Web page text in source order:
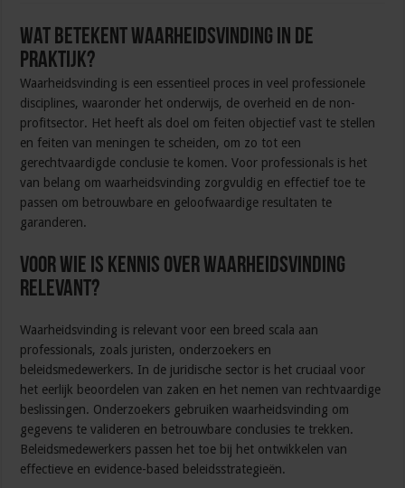
van
waarheidsvinding:
relevanties
Wat betekent waarheidsvinding in de
praktijk?
Waarheidsvinding is een essentieel proces in veel professionele
disciplines, waaronder het onderwijs, de overheid en de non-
profitsector. Het heeft als doel om feiten objectief vast te stellen
en feiten van meningen te scheiden, om zo tot een
gerechtvaardigde conclusie te komen. Voor professionals is het
van belang om waarheidsvinding zorgvuldig en effectief toe te
passen om betrouwbare en geloofwaardige resultaten te
garanderen.
Voor wie is kennis over waarheidsvinding
relevant?
Waarheidsvinding is relevant voor een breed scala aan
professionals, zoals juristen, onderzoekers en
beleidsmedewerkers. In de juridische sector is het cruciaal voor
het eerlijk beoordelen van zaken en het nemen van rechtvaardige
beslissingen. Onderzoekers gebruiken waarheidsvinding om
gegevens te valideren en betrouwbare conclusies te trekken.
Beleidsmedewerkers passen het toe bij het ontwikkelen van
effectieve en evidence-based beleidsstrategieën.